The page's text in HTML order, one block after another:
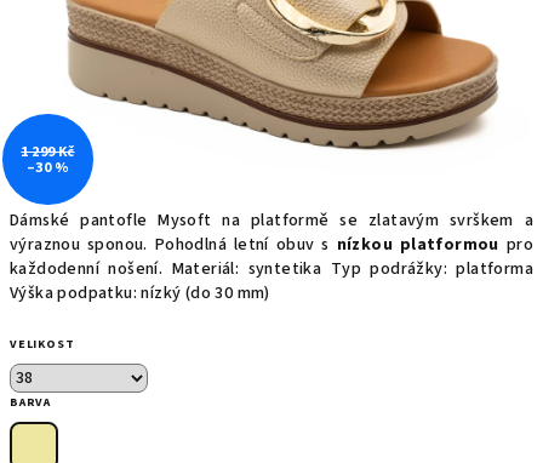
Dámské pantofle Mysoft na platformě se zlatavým svrškem a
výraznou sponou. Pohodlná letní obuv s nízkou platformou pro
každodenní nošení. Materiál: syntetika Typ podrážky: platforma
Výška podpatku: nízký (do 30 mm)
VELIKOST
BARVA
1 299 Kč
–30 %